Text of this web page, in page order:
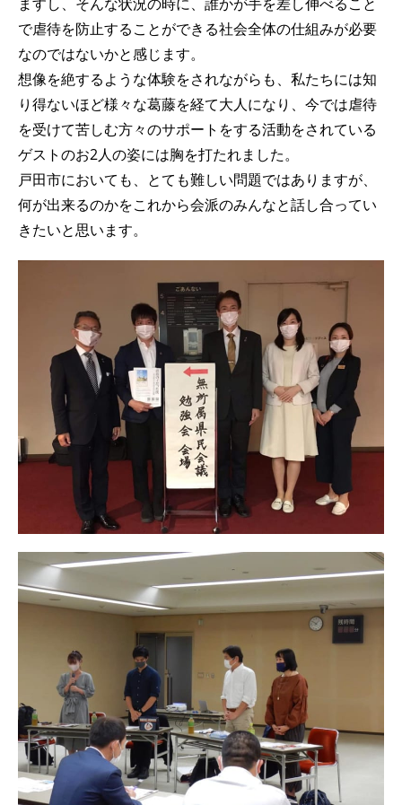
で虐待を防止することができる社会全体の仕組みが必要
なのではないかと感じます。
想像を絶するような体験をされながらも、私たちには知
り得ないほど様々な葛藤を経て大人になり、今では虐待
を受けて苦しむ方々のサポートをする活動をされている
ゲストのお2人の姿には胸を打たれました。
戸田市においても、とても難しい問題ではありますが、
何が出来るのかをこれから会派のみんなと話し合ってい
きたいと思います。